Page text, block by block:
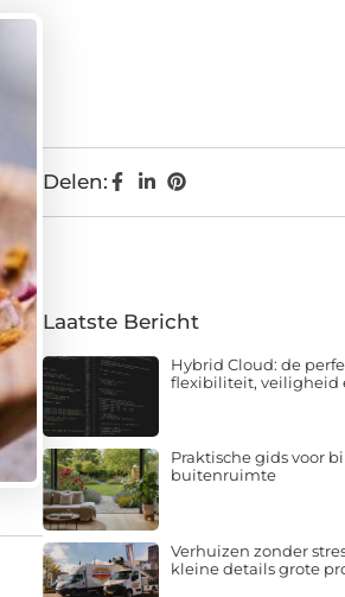
Delen:
Laatste Bericht
Hybrid Cloud: de
flexibiliteit, veiligheid
Praktische gids voor
buitenruimte
Verhuizen zonder
kleine details grote